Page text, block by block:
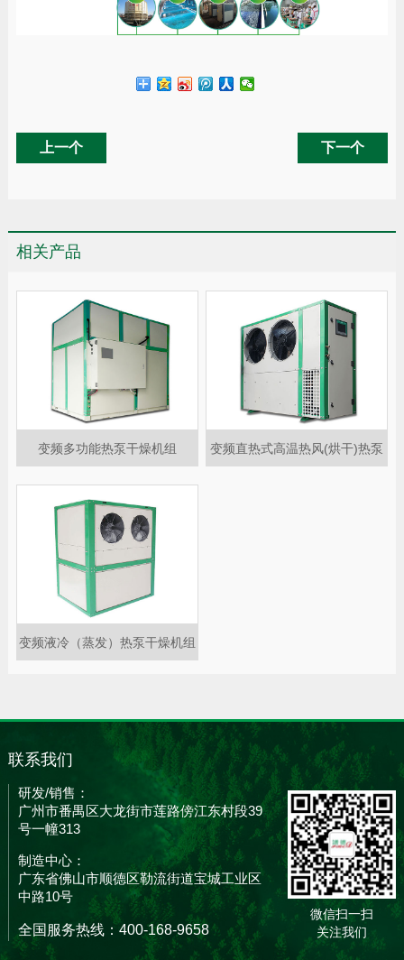
上一个 下一个
相关产品
变频多功能热泵干燥机组 变频直热式高温热风(烘干)热泵
变频液冷（蒸发）热泵干燥机组
联系我们
研发/销售：
广州市番禺区大龙街市莲路傍江东村段39
号一幢313
制造中心：
广东省佛山市顺德区勒流街道宝城工业区
中路10号
全国服务热线：400-168-9658
微信扫一扫
关注我们